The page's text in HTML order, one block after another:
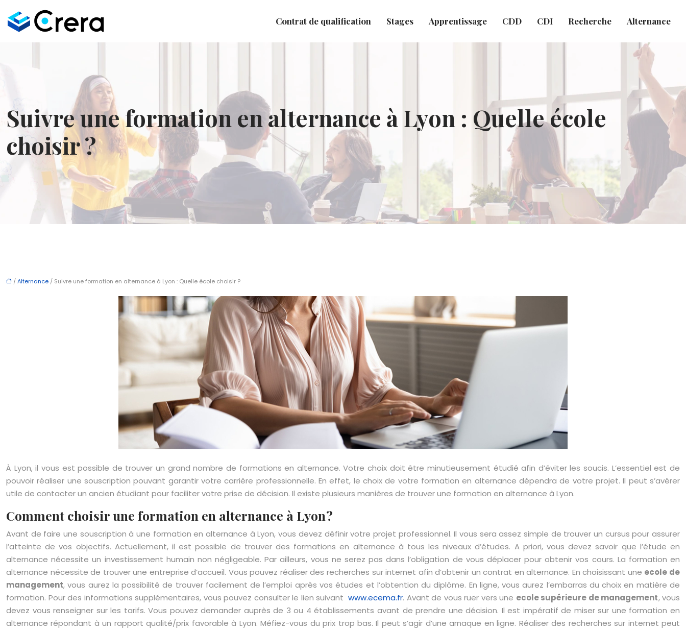
Contrat de qualification Stages Apprentissage CDD CDI Recherche Alternance
Suivre une formation en alternance à Lyon : Quelle école
choisir ?
/Alternance / Suivre une formation en alternance à Lyon : Quelle école choisir ?
À Lyon, il vous est possible de trouver un grand nombre de formations en alternance. Votre choix doit être minutieusement étudié afin d’éviter les soucis. L’essentiel est de
pouvoir réaliser une souscription pouvant garantir votre carrière professionnelle. En effet, le choix de votre formation en alternance dépendra de votre projet. Il peut s’avérer
utile de contacter un ancien étudiant pour faciliter votre prise de décision. Il existe plusieurs manières de trouver une formation en alternance à Lyon.
Comment choisir une formation en alternance à Lyon ?
Avant de faire une souscription à une formation en alternance à Lyon, vous devez définir votre projet professionnel. Il vous sera assez simple de trouver un cursus pour assurer
l’atteinte de vos objectifs. Actuellement, il est possible de trouver des formations en alternance à tous les niveaux d’études. A priori, vous devez savoir que l’étude en
alternance nécessite un investissement humain non négligeable. Par ailleurs, vous ne serez pas dans l’obligation de vous déplacer pour obtenir vos cours. La formation en
alternance nécessite de trouver une entreprise d’accueil. Vous pouvez réaliser des recherches sur internet afin d’obtenir un contrat en alternance. En choisissant une ecole de
management, vous aurez la possibilité de trouver facilement de l’emploi après vos études et l’obtention du diplôme. En ligne, vous aurez l’embarras du choix en matière de
formation. Pour des informations supplémentaires, vous pouvez consulter le lien suivantwww.ecema.fr. Avant de vous ruer vers une ecole supérieure de management, vous
devez vous renseigner sur les tarifs. Vous pouvez demander auprès de 3 ou 4 établissements avant de prendre une décision. Il est impératif de miser sur une formation en
alternance répondant à un rapport qualité/prix favorable à Lyon. Méfiez-vous du prix trop bas. Il peut s’agir d’une arnaque en ligne. Réaliser des recherches sur internet peut